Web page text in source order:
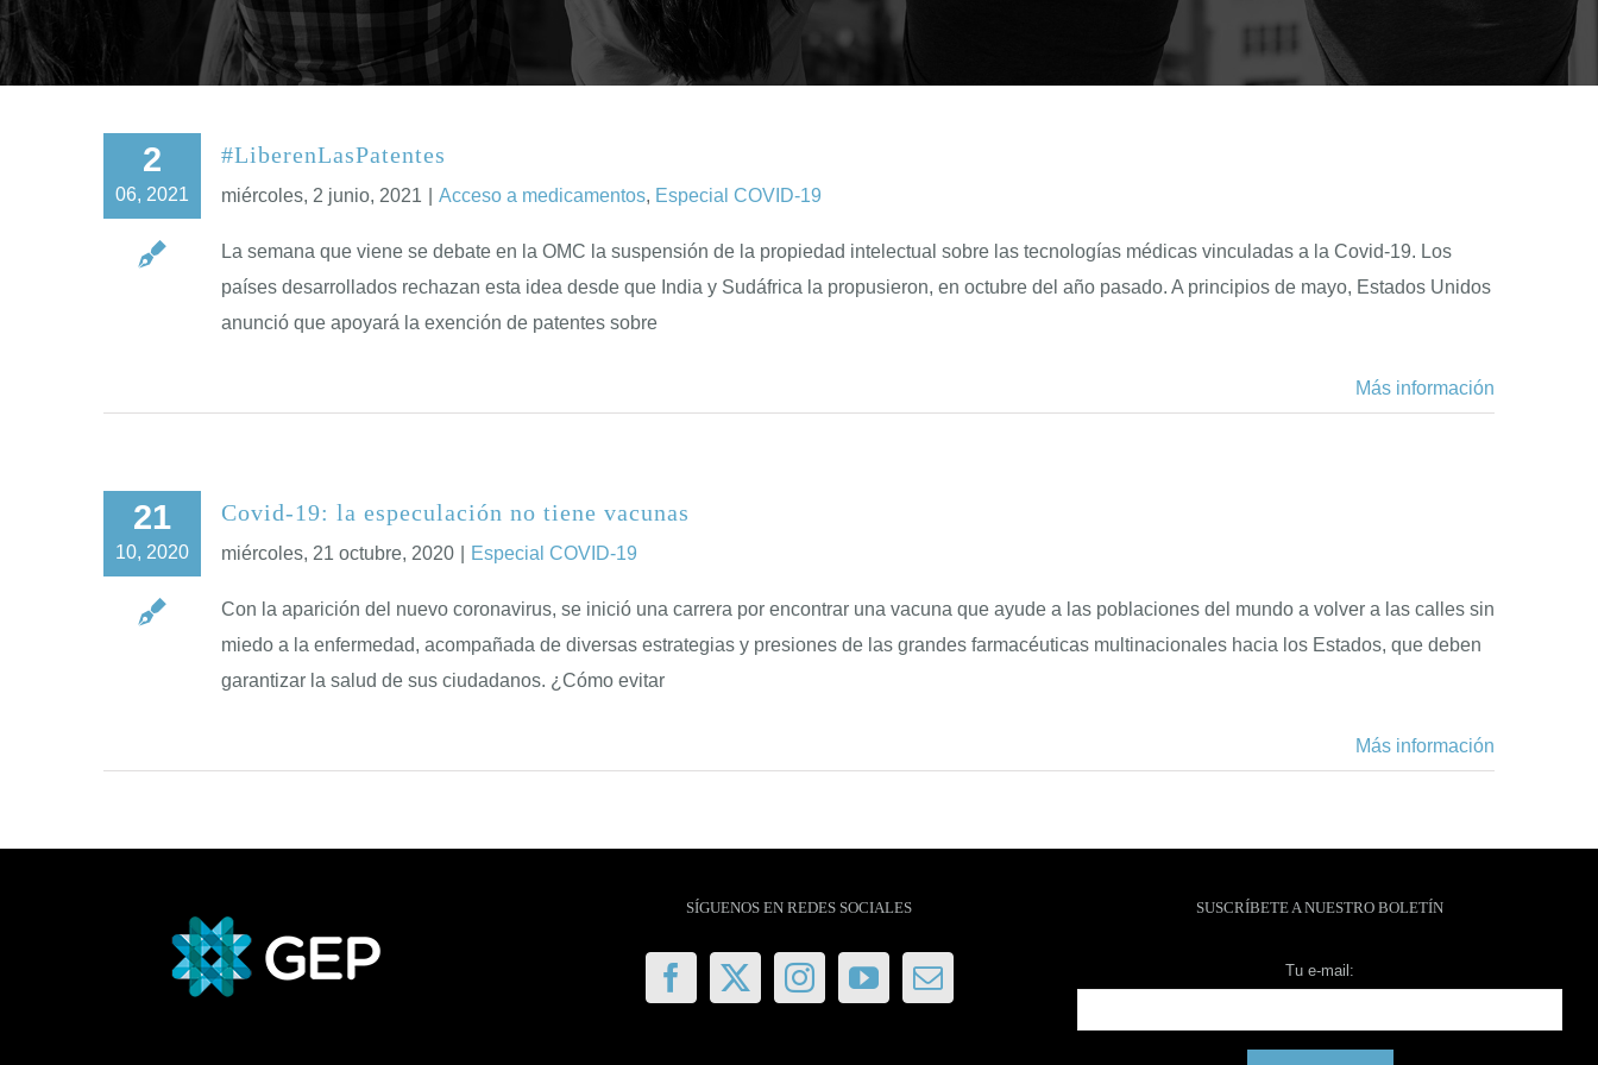
2
06, 2021
#LiberenLasPatentes
miércoles, 2 junio, 2021 Acceso a medicamentos, Especial COVID-19
La semana que viene se debate en la OMC la suspensión de la propiedad intelectual sobre las tecnologías médicas vinculadas a la Covid-19. Los
países desarrollados rechazan esta idea desde que India y Sudáfrica la propusieron, en octubre del año pasado. A principios de mayo, Estados Unidos
anunció que apoyará la exención de patentes sobre
Más información
21
10, 2020
Covid-19: la especulación no tiene vacunas
miércoles, 21 octubre, 2020 Especial COVID-19
Con la aparición del nuevo coronavirus, se inició una carrera por encontrar una vacuna que ayude a las poblaciones del mundo a volver a las calles sin
miedo a la enfermedad, acompañada de diversas estrategias y presiones de las grandes farmacéuticas multinacionales hacia los Estados, que deben
garantizar la salud de sus ciudadanos. ¿Cómo evitar
Más información
SÍGUENOS EN REDES SOCIALES SUSCRÍBETE A NUESTRO BOLETÍN
Tu e-mail: